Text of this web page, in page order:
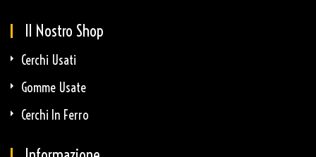
Il Nostro Shop
Cerchi Usati
Gomme Usate
Cerchi In Ferro